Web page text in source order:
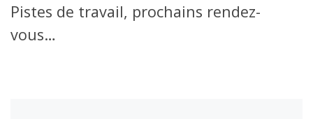
Pistes de travail, prochains rendez-
vous…